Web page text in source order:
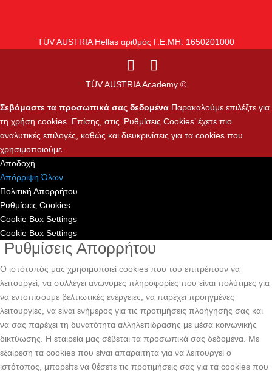
TÜV AUSTRIA Hellas αριθμός Γ.Ε.ΜΗ: 1650201000
TÜV AUSTRIA Academy ©
Σεβόμαστε τα προσωπικά σας δεδομένα Παρακαλούμε επιλέξτε για
τη χρήση cookies. Επίσης, στις ‘Ρυθμίσεις Cookies’ έχετε πιο
αναλυτικές επιλογές, καθώς και διευκρινίσεις για τα cookies που
χρησιμοποιούμε.
Αποδοχή
Απόρριψη Όλων
Πολιτική Απορρήτου
Ρυθμίσεις Cookies
Cookie Box Settings
Cookie Box Settings
Ρυθμίσεις Απορρήτου
Ο ιστότοπός μας χρησιμοποιεί cookies που του επιτρέπουν να
λειτουργεί, να συλλέγει ανώνυμες πληροφορίες που είναι πολύτιμες για
να εντοπίσουμε βελτιωτικές ενέργειες, να παρέχει προηγμένες
λειτουργίες, να είναι ενήμερος για τις προτιμήσεις πλοήγησής σας και
να σας παρέχει τη δυνατότητα αλληλεπίδρασης με μέσα κοινωνικής
δικτύωσης. H εταιρεία μας σέβεται τα προσωπικά σας δεδομένα. Με
εξαίρεση τα cookies που είναι απαραίτητα για να λειτουργεί ο
ιστότοπος, μπορείτε να θέσετε τις προτιμήσεις σας για τα cookies που